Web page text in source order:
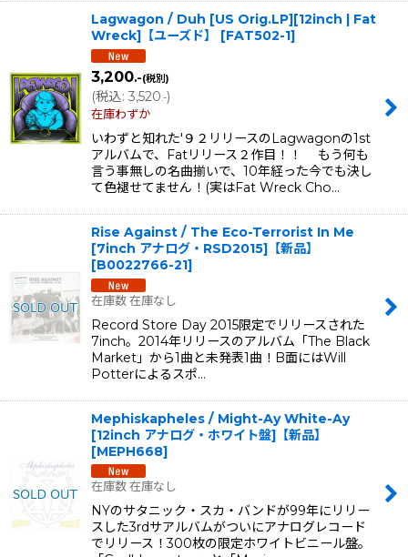
Lagwagon / Duh [US Orig.LP][12inch | Fat
Wreck]【ユーズド】
[FAT502-1]
3,200.-(税別)
(税込: 3,520.-)
在庫わずか
いわずと知れた'９２リリースのLagwagonの1st
アルバムで、Fatリリース２作目！！ もう何も
言う事無しの名曲揃いで、10年経った今でも決し
て色褪せてません！(実はFat Wreck Cho…
Rise Against / The Eco-Terrorist In Me
[7inch アナログ・RSD2015]【新品】
[B0022766-21]
在庫数 在庫なし
Record Store Day 2015限定でリリースされた
7inch。2014年リリースのアルバム「The Black
Market」から1曲と未発表1曲！B面にはWill
Potterによるスポ…
Mephiskapheles / Might-Ay White-Ay
[12inch アナログ・ホワイト盤]【新品】
[MEPH668]
在庫数 在庫なし
NYのサタニック・スカ・バンドが99年にリリー
スした3rdサアルバムがついにアナログレコード
でリリース！300枚の限定ホワイトビニール盤。